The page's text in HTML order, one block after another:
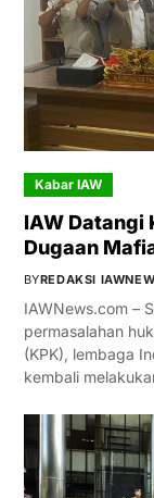
Kabar IAW
IAW Datangi
Dugaan
BYREDAKSI
IAWNews.com –
permasalahan
(KPK), lembaga
kembali